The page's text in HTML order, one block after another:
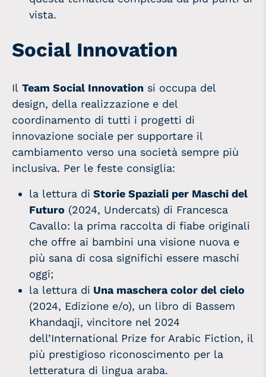
vista.
Social Innovation
Il Team Social Innovation si occupa del
design, della realizzazione e del
coordinamento di tutti i progetti di
innovazione sociale per supportare il
cambiamento verso una società sempre più
inclusiva. Per le feste consiglia:
la lettura di Storie Spaziali per Maschi del
Futuro (2024, Undercats) di Francesca
Cavallo: la prima raccolta di fiabe originali
che offre ai bambini una visione nuova e
più sana di cosa significhi essere maschi
oggi;
la lettura di Una maschera color del cielo
(2024, Edizione e/o), un libro di Bassem
Khandaqji, vincitore nel 2024
dell’International Prize for Arabic Fiction, il
più prestigioso riconoscimento per la
letteratura di lingua araba.